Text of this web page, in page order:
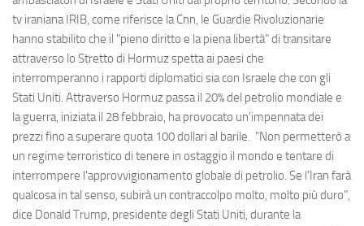
tv iraniana IRIB, come riferisce la Cnn, le Guardie Rivoluzionarie
hanno stabilito che il "pieno diritto e la piena libertà" di transitare
attraverso lo Stretto di Hormuz spetta ai paesi che
interromperanno i rapporti diplomatici sia con Israele che con gli
Stati Uniti. Attraverso Hormuz passa il 20% del petrolio mondiale e
la guerra, iniziata il 28 febbraio, ha provocato un'impennata dei
prezzi fino a superare quota 100 dollari al barile. "Non permetterò a
un regime terroristico di tenere in ostaggio il mondo e tentare di
interrompere l'approvvigionamento globale di petrolio. Se l'Iran farà
qualcosa in tal senso, subirà un contraccolpo molto, molto più duro",
dice Donald Trump, presidente degli Stati Uniti, durante la